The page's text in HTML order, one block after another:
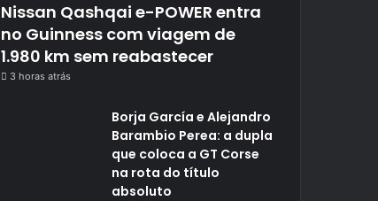
Nissan Qashqai e-POWER entra
no Guinness com viagem de
1.980 km sem reabastecer
3 horas atrás
Borja García e Alejandro
Barambio Perea: a dupla
que coloca a GT Corse
na rota do título
absoluto